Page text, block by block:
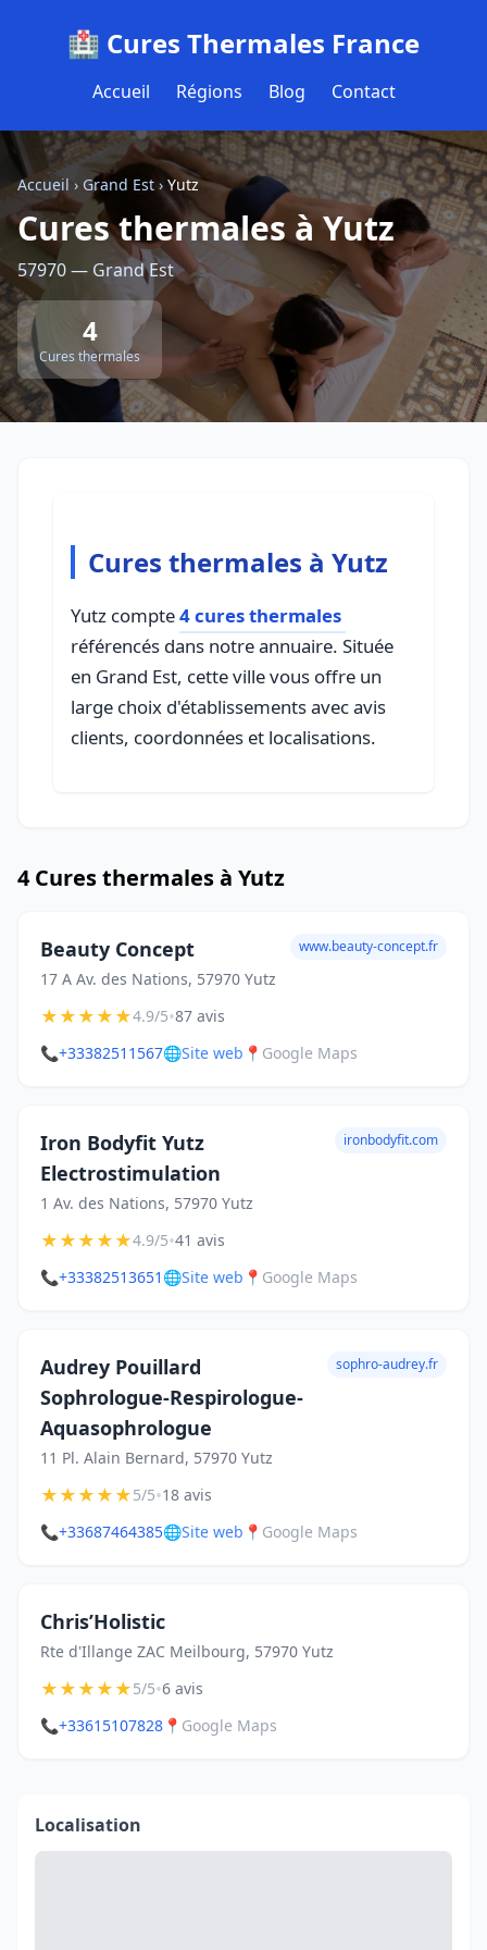
🏥 Cures Thermales France
Accueil Régions Blog Contact
Accueil› Grand Est › Yutz
Cures thermales à Yutz
57970 — Grand Est
4
Cures thermales
Cures thermales à Yutz
Yutz compte4 cures thermales
référencés dans notre annuaire. Située
en Grand Est, cette ville vous offre un
large choix d'établissements avec avis
clients, coordonnées et localisations.
4 Cures thermales à Yutz
Beauty Concept
17 A Av. des Nations, 57970 Yutz
www.beauty-concept.fr
★★★★★4.9/5•87 avis
📞+33382511567🌐Site web 📍 Google Maps
Iron Bodyfit Yutz
Electrostimulation
1 Av. des Nations, 57970 Yutz
ironbodyfit.com
★★★★★4.9/5•41 avis
📞+33382513651 🌐Site web 📍 Google Maps
Audrey Pouillard
Sophrologue-Respirologue-
Aquasophrologue
11 Pl. Alain Bernard, 57970 Yutz
sophro-audrey.fr
★★★★★5/5•18 avis
📞+33687464385🌐Site web 📍 Google Maps
Chris’Holistic
Rte d'Illange ZAC Meilbourg, 57970 Yutz
★★★★★5/5•6 avis
📞+33615107828 📍 Google Maps
Localisation